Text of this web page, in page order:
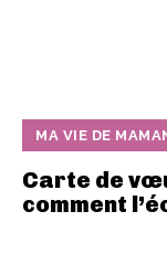
MA VIE DE
Carte de
comment